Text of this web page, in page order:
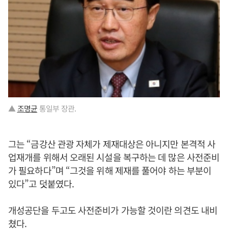
▲조명균 통일부 장관.
그는 “금강산 관광 자체가 제재대상은 아니지만 본격적 사
업재개를 위해서 오래된 시설을 복구하는 데 많은 사전준비
가 필요하다”며 “그것을 위해 제재를 풀어야 하는 부분이
있다”고 덧붙였다.
개성공단을 두고도 사전준비가 가능할 것이란 의견도 내비
쳤다.